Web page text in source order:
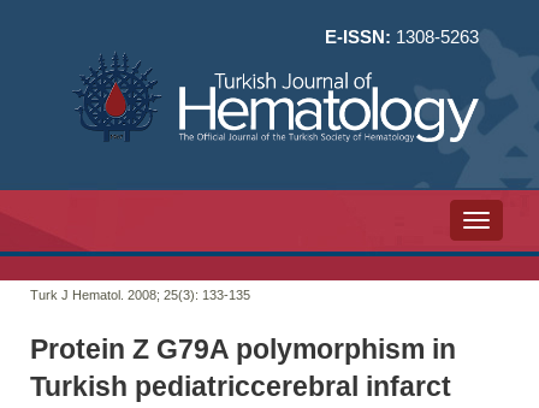
E-ISSN: 1308-5263
Toggle
Turk J Hematol. 2008; 25(3): 133-135
Protein Z G79A polymorphism in
Turkish pediatriccerebral infarct